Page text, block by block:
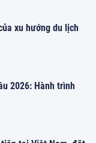
xu hướng du lịch
2026: Hành trình